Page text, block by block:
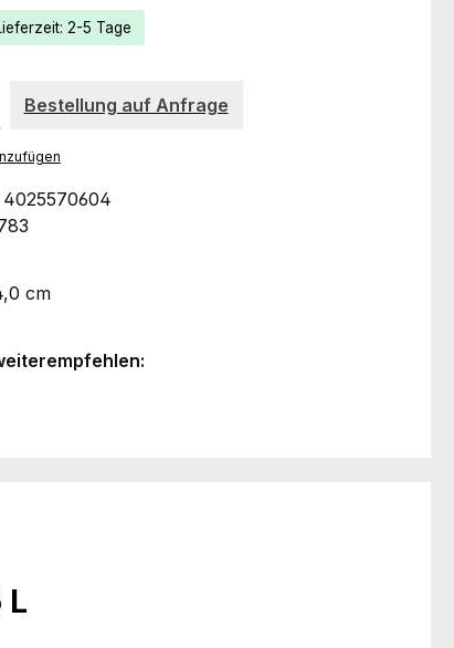
2-5 Tage
Bestellung auf Anfrage
4025570604
cm
L